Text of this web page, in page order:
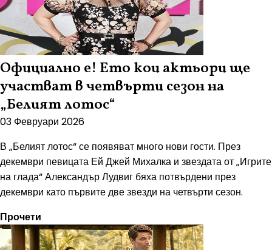
Официално е! Ето кои актьори ще
участват в четвърти сезон на
„Белият лотос“
03 Февруари 2026
В „Белият лотос“ се появяват много нови гости. През
декември певицата Ей Джей Михалка и звездата от „Игрите
на глада“ Александър Лудвиг бяха потвърдени през
декември като първите две звезди на четвърти сезон.
Прочети